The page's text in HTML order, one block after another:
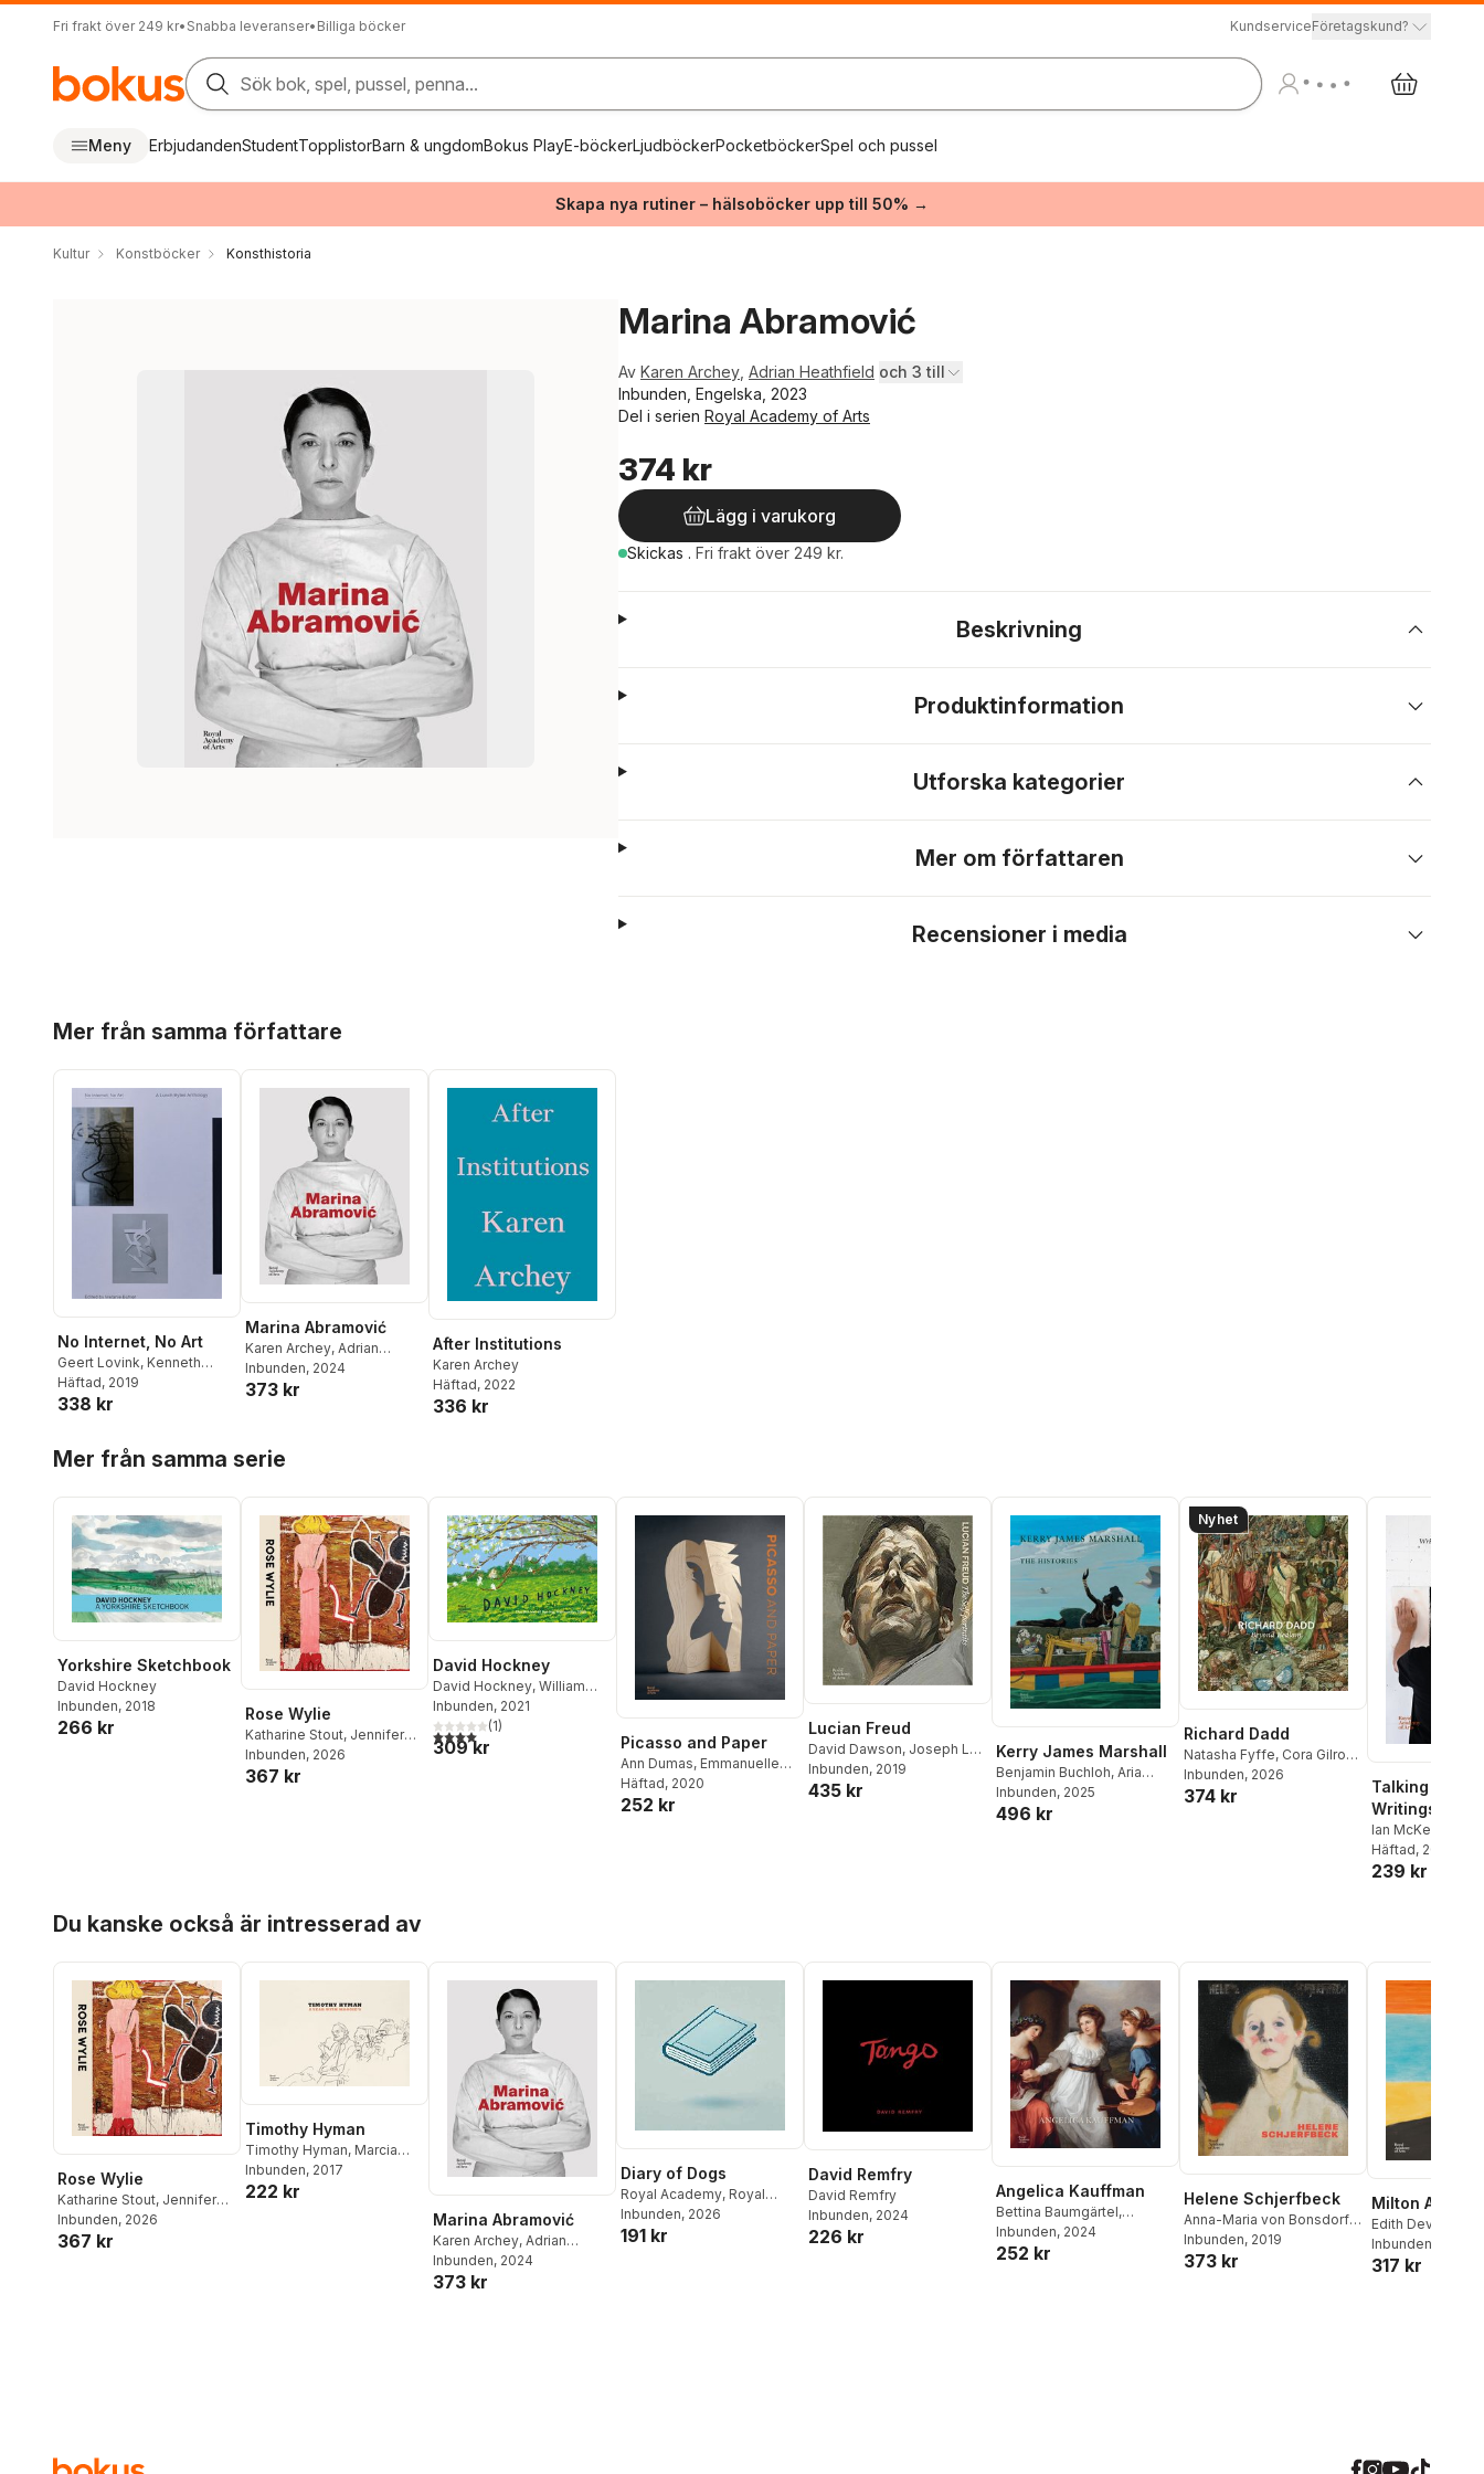
Fri frakt över 249 kr• Snabba leveranser• Billiga böcker KundserviceFöretagskund?
Sök bok, spel, pussel, penna...
Meny ErbjudandenStudentTopplistorBarn & ungdomBokus PlayE-böckerLjudböckerPocketböckerSpel och pussel
Skapa nya rutiner – hälsoböcker upp till 50% →
Kultur Konstböcker Konsthistoria
Marina Abramović
Av Karen Archey Adrian Heathfield och 3 till
Inbunden, Engelska, 2023
Del i serien Royal Academy of Arts
374 kr
Lägg i varukorg
Skickas . Fri frakt över 249 kr.
Beskrivning
Produktinformation
Utforska kategorier
Mer om författaren
Recensioner i media
Mer från samma författare
No Internet, No Art
Geert Lovink, Kenneth
Goldsmith,Karen Archey
Brad Troemel
Häftad, 2019
338 kr
Marina Abramović
Karen Archey, Adrian
Heathfield ,Svetlana
Racanović
Inbunden, 2024
373 kr
After Institutions
Karen Archey
Häftad, 2022
336 kr
Mer från samma serie
Yorkshire Sketchbook
David Hockney
Inbunden, 2018
266 kr
Rose Wylie
Katharine Stout, Jennifer
Higgie,Frances Morris
Inbunden, 2026
367 kr
David Hockney
David Hockney, William
Boyd,Edith Devaney
Inbunden, 2021
4,0utav 5 stjärnor. Totalt antal röster:
(1)
309 kr Picasso and Paper
Ann Dumas, Emmanuelle
Hincelin ,Christopher Lloyd
Emilia Philippot
Häftad, 2020
252 kr
Lucian Freud
David Dawson, Joseph Leo
Koerner,Jasper Sharp
Sebastian Smee
Inbunden, 2019
435 kr
Kerry James Marshall
Benjamin Buchloh, Aria
Dean,Darby English
Godfrey,
Inbunden, 2025
496 kr
Nyhet
Richard Dadd
Natasha Fyffe, Cora Gilroy-
Ware,Robert Howard
Sarah Thomas
Inbunden, 2026
374 kr
Talking
Writings on
Artists,
Ian McKeever
Häftad, 2026
239 kr
Du kanske också är intresserad av
Rose Wylie
Katharine Stout, Jennifer
Higgie,Frances Morris
Inbunden, 2026
367 kr
Timothy Hyman
Timothy Hyman, Marcia
Blakenham
Inbunden, 2017
222 kr
Marina Abramović
Karen Archey, Adrian
Heathfield ,Svetlana
Racanović
Inbunden, 2024
373 kr
Diary of Dogs
Royal Academy, Royal
Academy
Inbunden, 2026
191 kr
David Remfry
David Remfry
Inbunden, 2024
226 kr
Angelica Kauffman
Bettina Baumgärtel,
Annette Wickham
Inbunden, 2024
252 kr
Helene Schjerfbeck
Anna-Maria von Bonsdorff ,
Rebecca Bray,
Chair ,Jeremy Lewison
Inbunden, 2019
373 kr
Milton Avery
Edith Devaney
Monroe,Marla
Waqas Wajahat
Inbunden
317 kr